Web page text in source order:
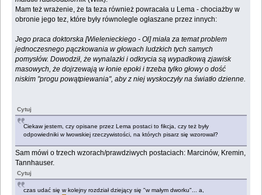
Mam też wrażenie, że ta teza również powracała u Lema - chociażby w
obronie jego tez, które były równolegle ogłaszane przez innych:
Jego praca doktorska [Wielenieckiego - Ol] miała za temat problem
jednoczesnego pączkowania w głowach ludzkich tych samych
pomysłów. Dowodził, że wynalazki i odkrycia są wypadkową zjawisk
masowych, że dojrzewają w łonie epoki i trzeba tylko głowy o dość
niskim "progu powątpiewania", aby z niej wyskoczyły na światło dzienne.
Cytuj
Ciekaw jestem, czy opisane przez Lema postaci to fikcja, czy też były
odpowiedniki w lwowskiej rzeczywistości, na których pisarz się wzorował?
Sam mówi o trzech wzorach/prawdziwych postaciach: Marcinów, Kremin,
Tannhauser.
Cytuj
czas udać się w kolejny rozdział dziejący się "w małym dworku"... a,